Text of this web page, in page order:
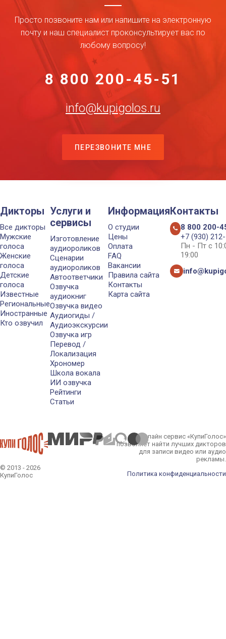
Просто позвоните нам или напишите на электронную
почту и наш специалист проконсультирует вас по
любому вопросу!
8 800 200-45-51
info@kupigolos.ru
ПЕРЕЗВОНИТЕ МНЕ
Дикторы
Все дикторы
Мужские
голоса
Женские
голоса
Детские
голоса
Известные
Региональные
Иностранные
Кто озвучил
Услуги и
сервисы
Изготовление
аудиороликов
Сценарии
аудиороликов
Автоответчики
Озвучка
аудиокниг
Озвучка видео
Аудиогиды /
Аудиоэкскурсии
Озвучка игр
Перевод /
Локализация
Хрономер
Школа вокала
ИИ озвучка
Рейтинги
Статьи
Информация
О студии
Цены
Оплата
FAQ
Вакансии
Правила сайта
Контакты
Карта сайта
Контакты
8 800 200-
+7 (930)
Пн - Пт с
19:00
© 2013 - 2026
КупиГолос
Онлайн сервис «КупиГолос»
позволяет найти лучших дикторов
для записи видео или аудио
рекламы.
Политика конфиденциальности